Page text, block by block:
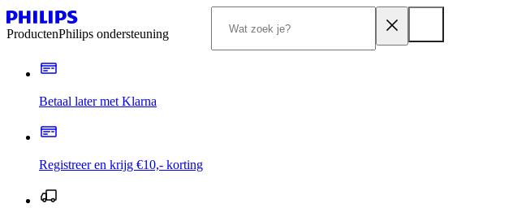
ProductenPhilips ondersteuning
Betaal later met Klarna
Registreer en krijg €10,- korting